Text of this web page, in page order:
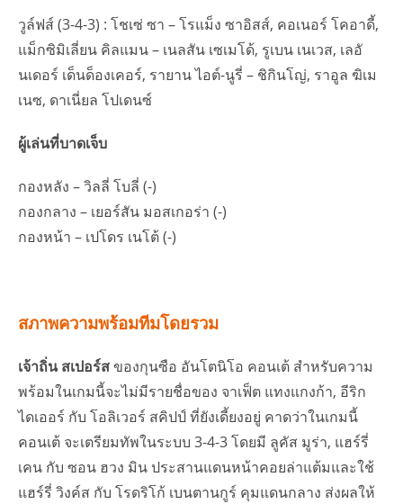
วูล์ฟส์ (3-4-3) : โชเซ่ ซา – โรแม็ง ซาอิสส์, คอเนอร์ โคอาดี้,
แม็กซิมิเลี่ยน คิลแมน – เนลสัน เซเมโด้, รูเบน เนเวส, เลอั
นเดอร์ เด็นด็องเคอร์, รายาน ไอต์-นูรี่ – ชิกินโญ่, ราอูล ฆิเม
เนซ, ดาเนี่ยล โปเดนซ์
ผู้เล่นที่บาดเจ็บ
กองหลัง – วิลลี่ โบลี่ (-)
กองกลาง – เยอร์สัน มอสเกอร่า (-)
กองหน้า – เปโดร เนโต้ (-)
สภาพความพร้อมทีมโดยรวม
เจ้าถิ่น สเปอร์สของกุนซือ อันโตนิโอ คอนเต้ สำหรับความ
พร้อมในเกมนี้จะไม่มีรายชื่อของ จาเฟ็ต แทงแกงก้า, อีริก
ไดเออร์ กับ โอลิเวอร์ สคิปป์ ที่ยังเดี้ยงอยู่ คาดว่าในเกมนี้
คอนเต้ จะเตรียมทัพในระบบ 3-4-3 โดยมี ลูคัส มูร่า, แฮร์รี่
เคน กับ ซอน ฮวง มิน ประสานแดนหน้าคอยล่าแต้มและใช้
แฮร์รี่ วิงค์ส กับ โรดริโก้ เบนตานกูร์ คุมแดนกลาง ส่งผลให้